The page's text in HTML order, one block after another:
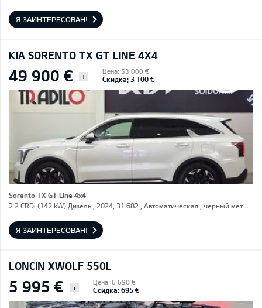
Я ЗАИНТЕРЕСОВАН!
KIA SORENTO TX GT LINE 4X4
49 900 € i
Цена: 53 000 €
Скидка: 3 100 €
Sorento TX GT Line 4x4
2.2 CRDi (142 kW) Дизель , 2024, 31 682 , Автоматическая , черный мет.
Я ЗАИНТЕРЕСОВАН!
LONCIN XWOLF 550L
5 995 € i
Цена: 6 690 €
Скидка: 695 €